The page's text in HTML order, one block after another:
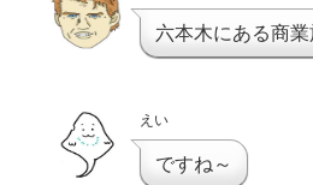
六本木にある商業
えい
ですね～